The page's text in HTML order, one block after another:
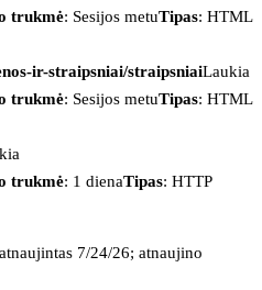
trukmė: Sesijos metuTipas: HTML
ir-straipsniai/straipsniaiLaukia
trukmė: Sesijos metuTipas: HTML
trukmė: 1 dienaTipas: HTTP
7/24/26; atnaujino